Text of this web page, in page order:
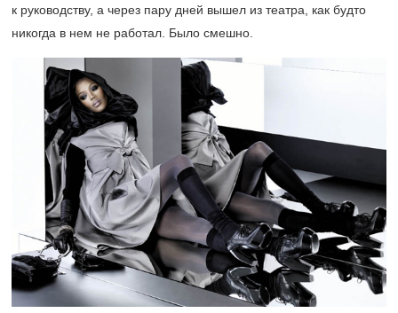
к руководству, а через пару дней вышел из театра, как будто
никогда в нем не работал. Было смешно.